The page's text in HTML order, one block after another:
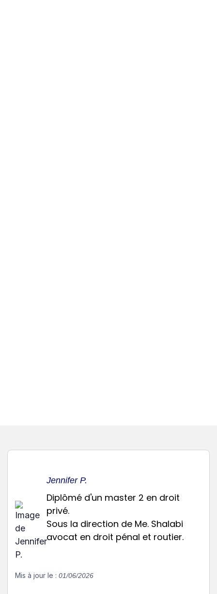
Jennifer P.
Diplômé d'un master 2 en droit
privé.
Sous la direction de Me. Shalabi
avocat en droit pénal et routier.
Mis à jour le : 01/06/2026